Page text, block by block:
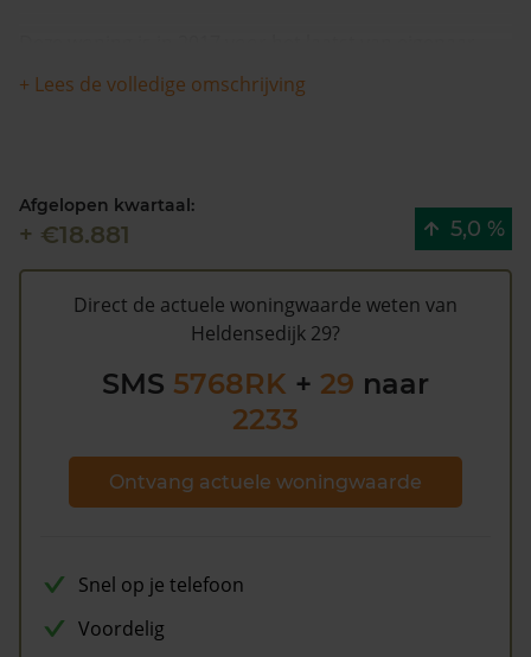
veranderd en is met meer dan 28% in waarde gestegen
in de afgelopen 12 maanden. Er zijn vanaf 1993 totaal 2
€289.000 (2020). Volgens Kadasterdata is de kans laag
dat deze waarde te hoog is en dat er bespaard zou
kunnen worden op de gemeentelijke belastingen. Met
gratis WOZ alarmbent u elk jaar op de hoogte van
uw laatste WOZ waarde en kansen op besparing.
+ Lees de volledige omschrijving
Afgelopen kwartaal:
+ €18.881 5,0 %
Direct de actuele woningwaarde weten van
Heldensedijk 29?
SMS 5768RK + 29 naar
2233
Ontvang actuele woningwaarde
Snel op je telefoon
Voordelig